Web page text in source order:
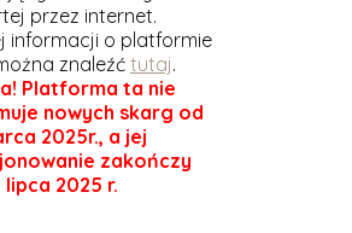
przez internet.
informacji o platformie
znaleźć tutaj.
Platforma ta nie
nowych skarg od
2025r., a jej
zakończy
lipca 2025 r.